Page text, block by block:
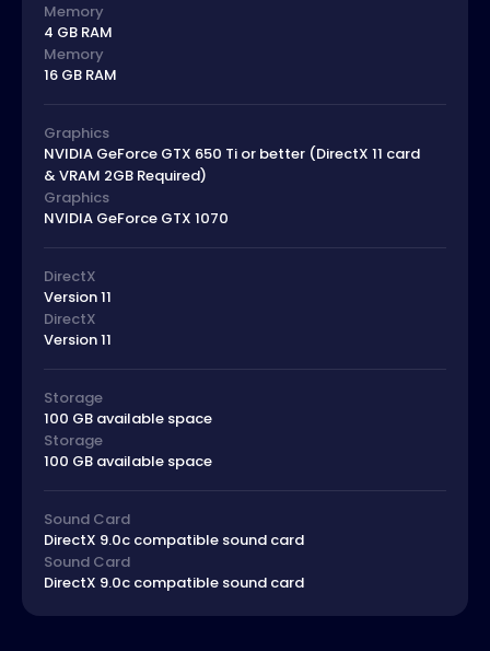
Memory
4 GB RAM
Memory
16 GB RAM
Graphics
NVIDIA GeForce GTX 650 Ti or better (DirectX 11 card
& VRAM 2GB Required)
Graphics
NVIDIA GeForce GTX 1070
DirectX
Version 11
DirectX
Version 11
Storage
100 GB available space
Storage
100 GB available space
Sound Card
DirectX 9.0c compatible sound card
Sound Card
DirectX 9.0c compatible sound card